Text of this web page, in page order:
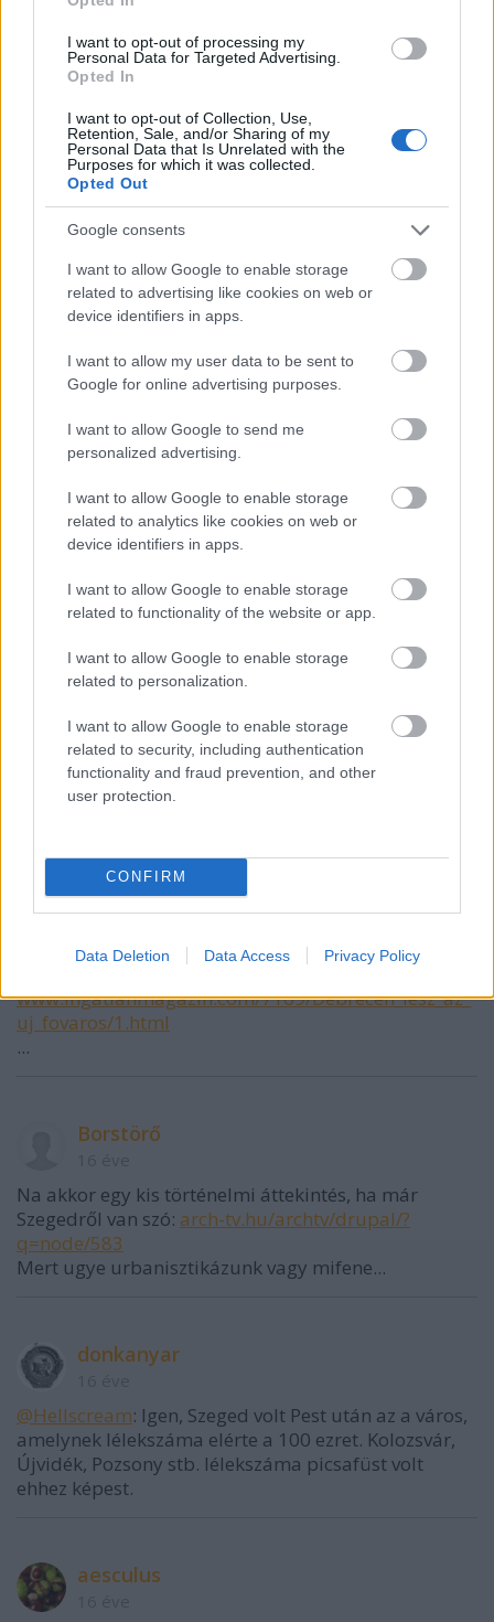
I want to opt-out of processing my
Personal Data for Targeted Advertising.
Opted In
I want to opt-out of Collection, Use,
Retention, Sale, and/or Sharing of my
Personal Data that Is Unrelated with the
Purposes for which it was collected.
Opted Out
Google consents
I want to allow Google to enable storage
related to advertising like cookies on web or
device identifiers in apps.
I want to allow my user data to be sent to
Google for online advertising purposes.
I want to allow Google to send me
personalized advertising.
I want to allow Google to enable storage
related to analytics like cookies on web or
device identifiers in apps.
I want to allow Google to enable storage
related to functionality of the website or app.
I want to allow Google to enable storage
related to personalization.
I want to allow Google to enable storage
related to security, including authentication
functionality and fraud prevention, and other
user protection.
CONFIRM
Data Deletion Data Access Privacy Policy
rmr
Jut eszembe, ha jól emlékszem, a századforduló
körül is a top egy-kettőben volt, pedig akkor még
olyanok is versenyben voltak, mint Pozsony,
Kolozsvár, Újvidék. Mindegy, a lényeg, h megérdemli
az előkelő helyezést :)
Kuruttya
Szeged legyen a második legnagyobb
leginkább ezt a címet, nem az a ronda kis
mezőváros, ami jelenleg birtokolja ezt a címet.
Hellscream
@thyles újra: 1910-ben: Budapest, Szeged,
Szabadka, Debrecen, Pozsony, Temesvár, Kecskemét,
Nagyvárad, Arad, Hódmezővásárhely volt a sorrend
a lakosságban.
Veronka
16 éve
Fercsee
www.ingatlanmagazin.com/7169/Debrecen_lesz_az_
uj_fovaros/1.html
...
Borstörő
Na akkor egy kis történelmi áttekintés, ha már
Szegedről van szó: arch-tv.hu/archtv/drupal/?
q=node/583
Mert ugye urbanisztikázunk vagy mifene...
donkanyar
@Hellscream: Igen, Szeged volt Pest után az a város,
amelynek lélekszáma elérte a 100 ezret. Kolozsvár,
Újvidék, Pozsony stb. lélekszáma picsafüst volt
ehhez képest.
aesculus